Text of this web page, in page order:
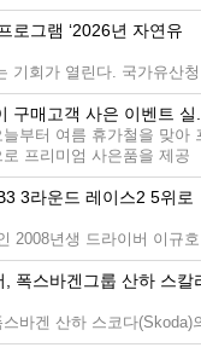
로그램 ‘2026년 자연유
기회가 열린다. 국가유산청
연유산을 직접 체험할 수
구매고객 사은 이벤트 실
부터 여름 휴가철을 맞아
프리미엄 사은품을 제공
3라운드 레이스2 5위로
2008년생 드라이버 이규호
일(현지시간) 헝가리의 헝가
, 폭스바겐그룹 산하 스칼
바겐 산하 스코다(Skoda)
Original Equipment)로 ...